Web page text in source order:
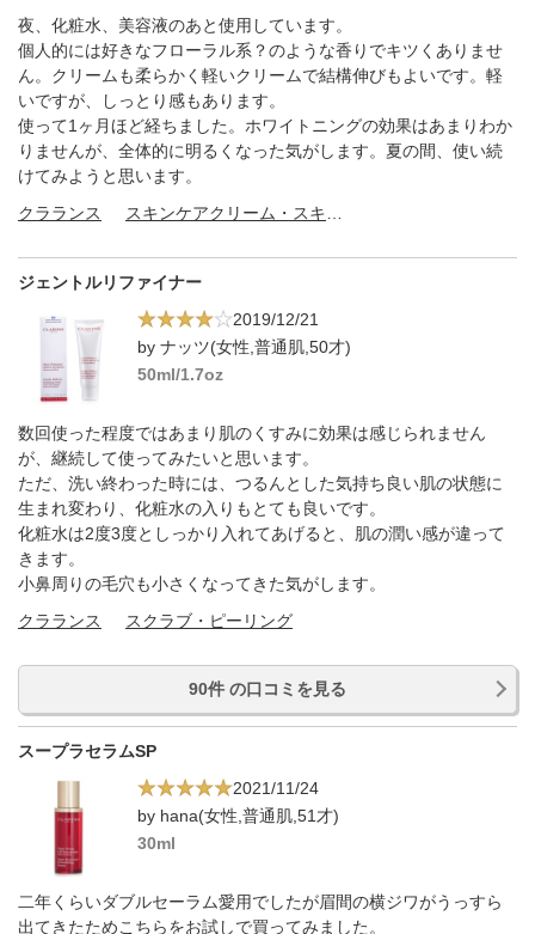
夜、化粧水、美容液のあと使用しています。
個人的には好きなフローラル系？のような香りでキツくありませ
ん。クリームも柔らかく軽いクリームで結構伸びもよいです。軽
いですが、しっとり感もあります。
使って1ヶ月ほど経ちました。ホワイトニングの効果はあまりわか
りませんが、全体的に明るくなった気がします。夏の間、使い続
けてみようと思います。
クラランス
ジェントルリファイナー
2019/12/21
by ナッツ(女性,普通肌,50才)
50ml/1.7oz
数回使った程度ではあまり肌のくすみに効果は感じられません
が、継続して使ってみたいと思います。
ただ、洗い終わった時には、つるんとした気持ち良い肌の状態に
生まれ変わり、化粧水の入りもとても良いです。
化粧水は2度3度としっかり入れてあげると、肌の潤い感が違って
きます。
小鼻周りの毛穴も小さくなってきた気がします。
クラランス
スクラブ・ピーリング
90件 の口コミを見る
スープラセラムSP
2021/11/24
by hana(女性,普通肌,51才)
30ml
二年くらいダブルセーラム愛用でしたが眉間の横ジワがうっすら
出てきたためこちらをお試しで買ってみました。